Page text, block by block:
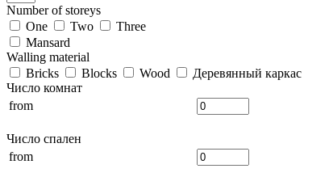
Number of storeys
One
Two
Three
Mansard
Walling material
Bricks
Blocks Wood
Деревянный каркас
Число комнат
from
Число спален
from